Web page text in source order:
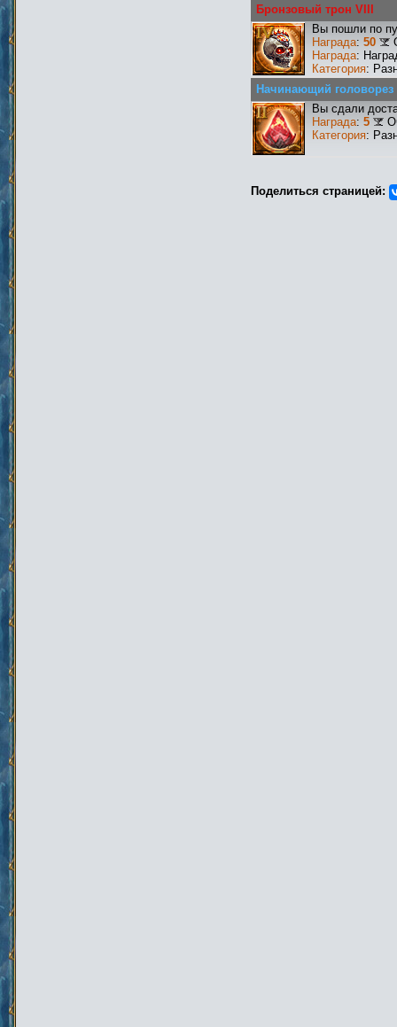
Бронзовый трон VIII
Вы пошли по
Награда: 50
Награда:
Категория:
Начинающий головорез
Вы сдали
Награда: 5
Категория:
Поделиться страницей: